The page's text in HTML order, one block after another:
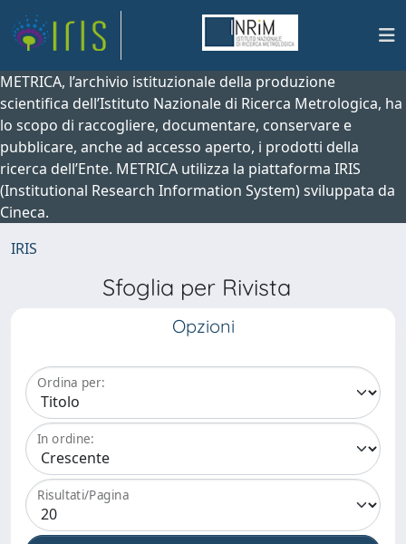
METRICA, l’archivio istituzionale della produzione
scientifica dell’Istituto Nazionale di Ricerca Metrologica, ha
lo scopo di raccogliere, documentare, conservare e
pubblicare, anche ad accesso aperto, i prodotti della
ricerca dell’Ente. METRICA utilizza la piattaforma IRIS
(Institutional Research Information System) sviluppata da
Cineca.
IRIS
Sfoglia per Rivista
Opzioni
Ordina per:
In ordine:
Risultati/Pagina